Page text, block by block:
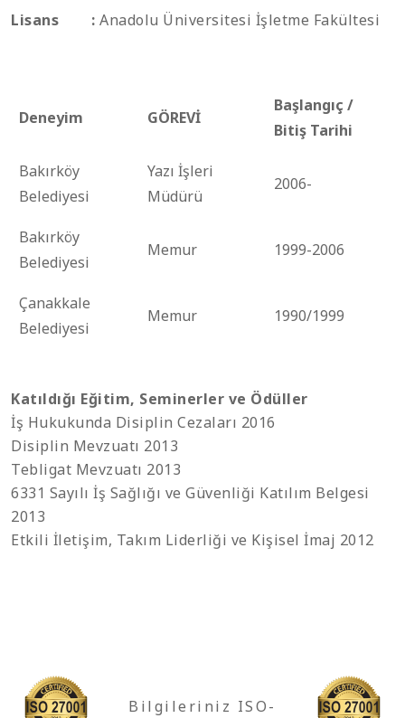
Lisans : Anadolu Üniversitesi İşletme Fakültesi
Deneyim GÖREVİ
Başlangıç /
Bitiş Tarihi
Bakırköy
Belediyesi
Yazı İşleri
Müdürü
2006-
Bakırköy
Belediyesi
Memur 1999-2006
Çanakkale
Belediyesi
Memur 1990/1999
Katıldığı Eğitim, Seminerler ve Ödüller
İş Hukukunda Disiplin Cezaları 2016
Disiplin Mevzuatı 2013
Tebligat Mevzuatı 2013
6331 Sayılı İş Sağlığı ve Güvenliği Katılım Belgesi
2013
Etkili İletişim, Takım Liderliği ve Kişisel İmaj 2012
Bilgileriniz ISO-